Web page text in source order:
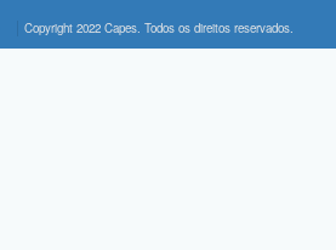
Copyright 2022 Capes. Todos os direitos reservados.